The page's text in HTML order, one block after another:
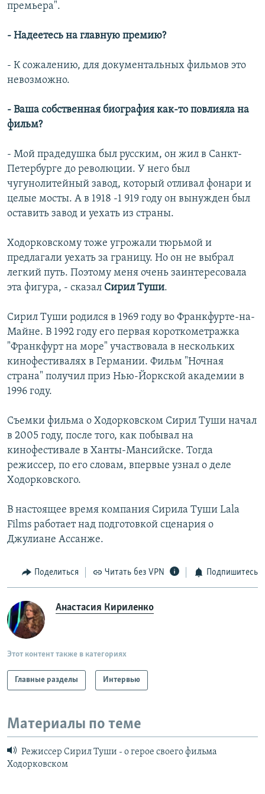
премьера".
- Надеетесь на главную премию?
- К сожалению, для документальных фильмов это
невозможно.
- Ваша собственная биография как-то повлияла на
фильм?
- Мой прадедушка был русским, он жил в Санкт-
Петербурге до революции. У него был
чугунолитейный завод, который отливал фонари и
целые мосты. А в 1918 -1 919 году он вынужден был
оставить завод и уехать из страны.
Ходорковскому тоже угрожали тюрьмой и
предлагали уехать за границу. Но он не выбрал
легкий путь. Поэтому меня очень заинтересовала
эта фигура, - сказал Сирил Туши.
Сирил Туши родился в 1969 году во Франкфурте-на-
Майне. В 1992 году его первая короткометражка
"Франкфурт на море" участвовала в нескольких
кинофестивалях в Германии. Фильм "Ночная
страна" получил приз Нью-Йоркской академии в
1996 году.
Съемки фильма о Ходорковском Сирил Туши начал
в 2005 году, после того, как побывал на
кинофестивале в Ханты-Мансийске. Тогда
режиссер, по его словам, впервые узнал о деле
Ходорковского.
В настоящее время компания Сирила Туши Lala
Films работает над подготовкой сценария о
Джулиане Ассанже.
Поделиться Читать без VPN Подпишитесь
Анастасия Кириленко
Этот контент также в категориях
Главные разделы Интервью
Материалы по теме
Режиссер Сирил Туши - о герое своего фильма
Ходорковском